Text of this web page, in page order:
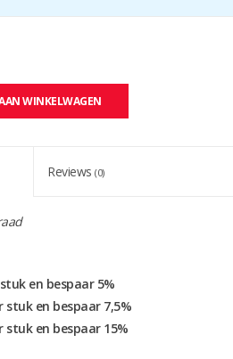
WINKELWAGEN
Reviews (0)
en bespaar 5%
stuk en bespaar 7,5%
stuk en bespaar 15%